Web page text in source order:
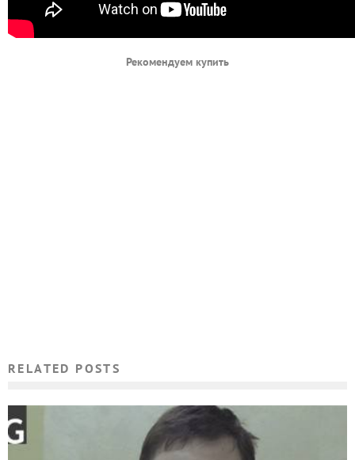
Рекомендуем купить
RELATED POSTS